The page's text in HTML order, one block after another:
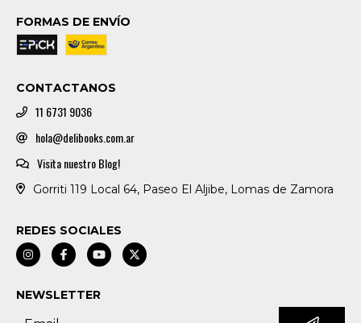
FORMAS DE ENVÍO
CONTACTANOS
11 6731 9036
hola@delibooks.com.ar
Visita nuestro Blog!
Gorriti 119 Local 64, Paseo El Aljibe, Lomas de Zamora
REDES SOCIALES
NEWSLETTER